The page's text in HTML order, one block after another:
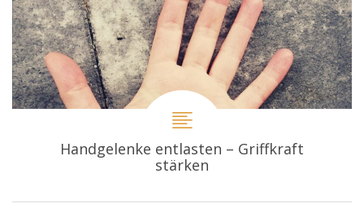
Handgelenke entlasten – Griffkraft
stärken